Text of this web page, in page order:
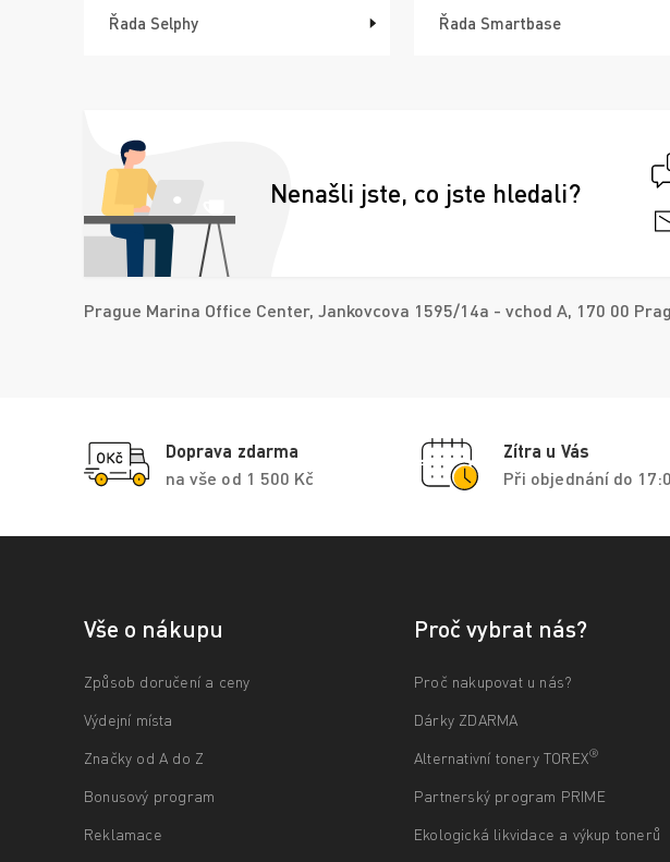
Řada Selphy Řada Smartbase
Nenašli jste, co jste hledali?
Prague Marina Office Center, Jankovcova 1595/14a - vchod A, 170 00
Doprava zdarma
na vše od 1 500 Kč
Zítra u Vás
Při objednání do
Vše o nákupu
Způsob doručení a ceny
Výdejní místa
Značky od A do Z
Bonusový program
Reklamace
Proč vybrat nás?
Proč nakupovat u nás?
Dárky ZDARMA
Alternativní tonery TOREX®
Partnerský program PRIME
Ekologická likvidace a výkup tonerů